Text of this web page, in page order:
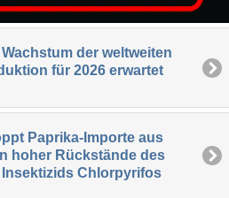
der weltweiten
für 2026 erwartet
Paprika-Importe aus
hoher Rückstände des
Chlorpyrifos